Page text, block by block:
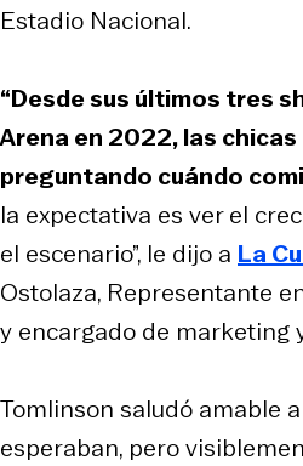
Estadio Nacional.
“Desde sus últimos tres
Arena en 2022, las
preguntando cuándo
la expectativa es ver el
el escenario”, le dijo a La
Ostolaza, Representante
y encargado de marketing
Tomlinson saludó amable
esperaban, pero